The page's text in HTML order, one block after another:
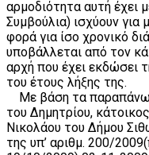
αρμοδιότητα αυτή έχει
Συμβούλια) ισχύουν για
φορά για ίσο χρονικό
υποβάλλεται από τον
αρχή που έχει εκδώσει
του έτους λήξης της.
Με βάση τα παραπάνω
του Δημητρίου,
Νικολάου του Δήμου
της υπ’ αριθμ. 200/